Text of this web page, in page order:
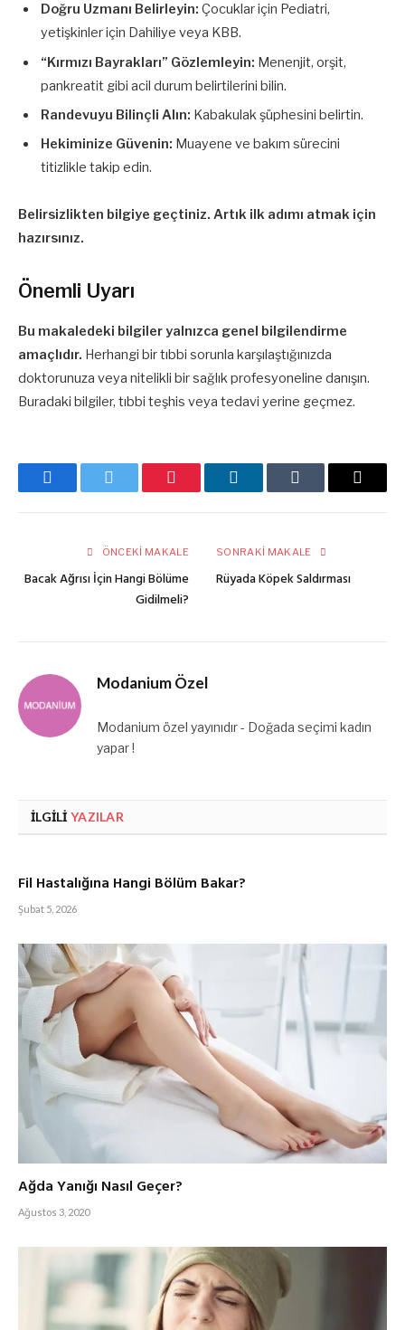
Doğru Uzmanı Belirleyin: Çocuklar için Pediatri,
yetişkinler için Dahiliye veya KBB.
“Kırmızı Bayrakları” Gözlemleyin: Menenjit, orşit,
pankreatit gibi acil durum belirtilerini bilin.
Randevuyu Bilinçli Alın: Kabakulak şüphesini belirtin.
Hekiminize Güvenin: Muayene ve bakım sürecini
titizlikle takip edin.
Belirsizlikten bilgiye geçtiniz. Artık ilk adımı atmak için
hazırsınız.
Önemli Uyarı
Bu makaledeki bilgiler yalnızca genel bilgilendirme
amaçlıdır. Herhangi bir tıbbi sorunla karşılaştığınızda
doktorunuza veya nitelikli bir sağlık profesyoneline danışın.
Buradaki bilgiler, tıbbi teşhis veya tedavi yerine geçmez.
FacebookTwitter Pinterest LinkedInTumblr
E-
ÖNCEKI MAKALE
Bacak Ağrısı İçin Hangi Bölüme
Gidilmeli?
SONRAKI MAKALE
Rüyada Köpek Saldırması
Modanium Özel
Modanium özel yayınıdır - Doğada seçimi kadın
yapar !
İLGILI YAZILAR
Fil Hastalığına Hangi Bölüm Bakar?
Şubat 5, 2026
Ağda Yanığı Nasıl Geçer?
Ağustos 3, 2020